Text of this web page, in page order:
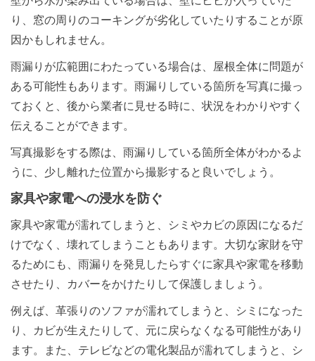
り、窓の周りのコーキングが劣化していたりすることが原
因かもしれません。
雨漏りが広範囲にわたっている場合は、屋根全体に問題が
ある可能性もあります。雨漏りしている箇所を写真に撮っ
ておくと、後から業者に見せる時に、状況をわかりやすく
伝えることができます。
写真撮影をする際は、雨漏りしている箇所全体がわかるよ
うに、少し離れた位置から撮影すると良いでしょう。
家具や家電への浸水を防ぐ
家具や家電が濡れてしまうと、シミやカビの原因になるだ
けでなく、壊れてしまうこともあります。大切な家財を守
るためにも、雨漏りを発見したらすぐに家具や家電を移動
させたり、カバーをかけたりして保護しましょう。
例えば、革張りのソファが濡れてしまうと、シミになった
り、カビが生えたりして、元に戻らなくなる可能性があり
ます。また、テレビなどの電化製品が濡れてしまうと、シ